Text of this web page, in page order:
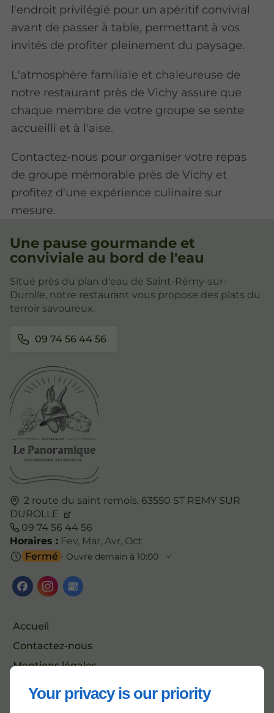
Your privacy is our priority
l'endroit privilégié pour un apéritif convivial
avant de passer à table, permettant à vos
invités de profiter pleinement du paysage.
L'atmosphère familiale et chaleureuse de
notre restaurant près de Vichy assure que
chaque membre de votre groupe se sente
accueilli et à l'aise.
Contactez-nous pour organiser votre repas
de groupe mémorable près de Vichy et
profitez d'une expérience culinaire sur
mesure.
2 route du saint remois, 63550 ST REMY SUR
DUROLLE
09 74 56 44 56
Horaires : Fev, Mar, Avr, Oct
Fermé ⋅ Ouvre demain à 10:00
Accueil
Contactez-nous
Mentions légales
Plan du site
Une pause gourmande et
conviviale au bord de l'eau
Situé près du plan d'eau de Saint-Rémy-sur-
Durolle, notre restaurant vous propose des plats du
terroir savoureux.
09 74 56 44 56